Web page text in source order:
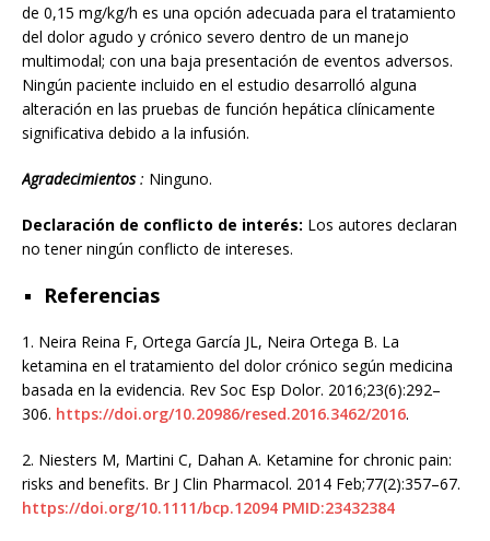
de 0,15 mg/kg/h es una opción adecuada para el tratamiento
del dolor agudo y crónico severo dentro de un manejo
multimodal; con una baja presentación de eventos adversos.
Ningún paciente incluido en el estudio desarrolló alguna
alteración en las pruebas de función hepática clínicamente
significativa debido a la infusión.
Agradecimientos : Ninguno.
Declaración de conflicto de interés: Los autores declaran
no tener ningún conflicto de intereses.
Referencias
1. Neira Reina F, Ortega García JL, Neira Ortega B. La
ketamina en el tratamiento del dolor crónico según medicina
basada en la evidencia. Rev Soc Esp Dolor. 2016;23(6):292–
306. https://doi.org/10.20986/resed.2016.3462/2016.
2. Niesters M, Martini C, Dahan A. Ketamine for chronic pain:
risks and benefits. Br J Clin Pharmacol. 2014 Feb;77(2):357–67.
https://doi.org/10.1111/bcp.12094 PMID:23432384